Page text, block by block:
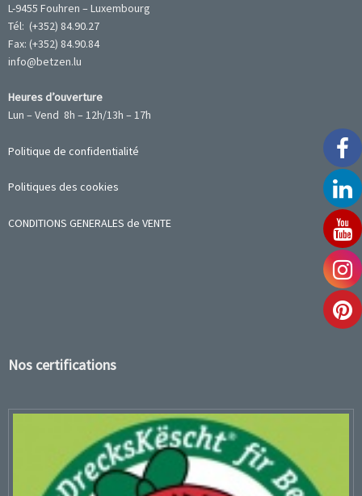
L-9455 Fouhren – Luxembourg
Tél: (+352) 84.90.27
Fax: (+352) 84.90.84
info@betzen.lu
Heures d’ouverture
Lun – Vend 8h – 12h/13h – 17h
Politique de confidentialité
Politiques des cookies
CONDITIONS GENERALES de VENTE
Nos certifications